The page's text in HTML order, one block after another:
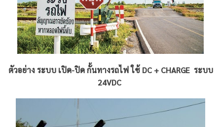
ตัวอย่าง ระบบ เปิด-ปิด กั้นทางรถไฟ ใช้ DC + CHARGE ระบบ
24VDC